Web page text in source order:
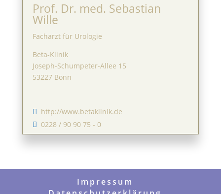
Prof. Dr. med. Sebastian
Wille
Facharzt für Urologie
Beta-Klinik
Joseph-Schumpeter-Allee 15
53227 Bonn
 http://www.betaklinik.de
 0228 / 90 90 75 - 0
Impressum